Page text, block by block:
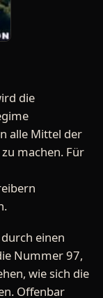
die
alle Mittel der
machen. Für
einen
Nummer 97,
wie sich die
Offenbar